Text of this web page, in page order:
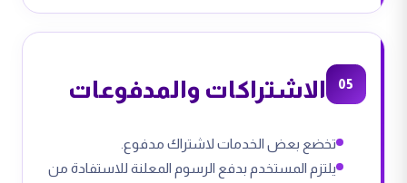
05 الاشتراكات والمدفوعات
تخضع بعض الخدمات لاشتراك مدفوع.
يلتزم المستخدم بدفع الرسوم المعلنة للاستفادة من